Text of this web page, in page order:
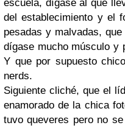
escuela, dígase al que
del establecimiento y el
pesadas y malvadas,
dígase mucho músculo y
Y que por supuesto
nerds.
Siguiente cliché, que el
enamorado de la chica
tuvo queveres pero no